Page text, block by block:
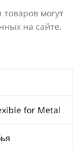
могут
на сайте.
for Metal